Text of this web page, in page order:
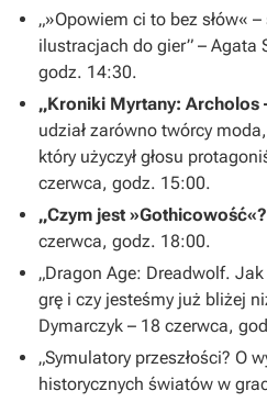
„»Opowiem ci to bez słów«
ilustracjach do gier” – Agata
godz. 14:30.
„Kroniki Myrtany: Archolos
udział zarówno twórcy
który użyczył głosu
czerwca, godz. 15:00.
„Czym jest
czerwca, godz. 18:00.
„Dragon Age: Dreadwolf. Jak
grę i czy jesteśmy już bliżej
Dymarczyk – 18 czerwca,
„Symulatory przeszłości? O
historycznych światów w